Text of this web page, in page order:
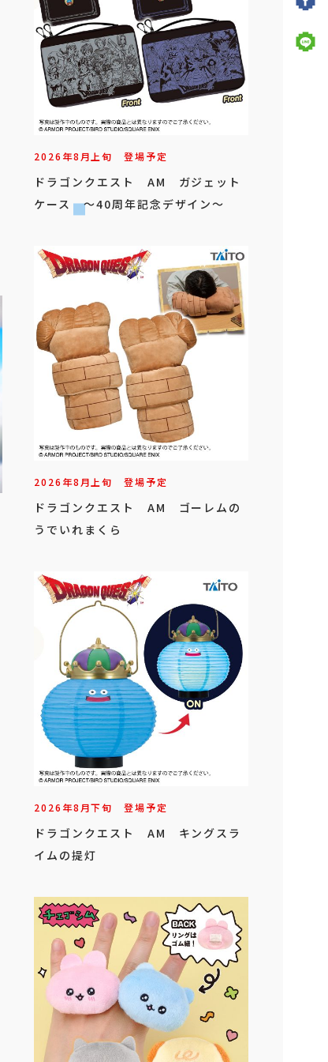
2026年8月上旬 登場予定
ドラゴンクエスト AM ガジェット
ケース ～40周年記念デザイン～
2026年8月上旬 登場予定
ドラゴンクエスト AM ゴーレムの
うでいれまくら
2026年8月下旬 登場予定
ドラゴンクエスト AM キングスラ
イムの提灯